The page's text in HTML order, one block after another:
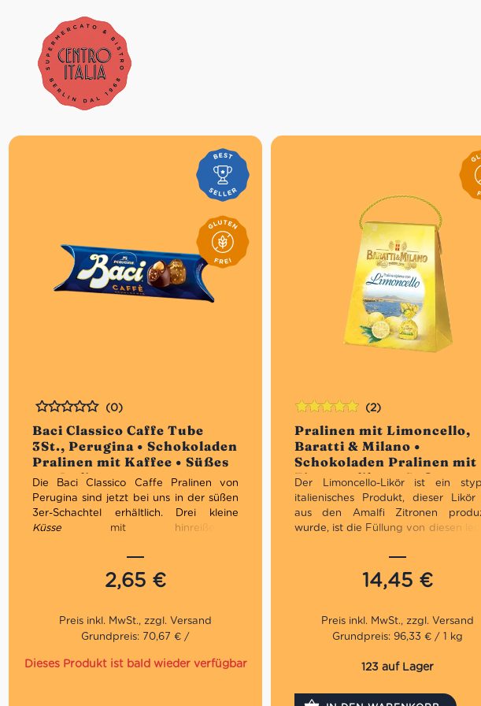
Baci Classico Caffe Tube
3St., Perugina • Schokoladen
Pralinen mit Kaffee • Süßes
aus Italien
Bewertet
(0)
Die Baci Classico Caffe Pralinen von
Perugina sind jetzt bei uns in der süßen
3er-Schachtel erhältlich. Drei kleine
Küssemit hinreißender
Kaffeegeschmack sind das köstlichste
Genussmittel, um den Liebsten sowie
auch sich selbst ein kleines bisschen
2,65 €
Grundpreis: 70,67 € /
Dieses Produkt ist bald wieder verfügbar
Pralinen mit Limoncello,
Baratti & Milano •
Schokoladen Pralinen mit
Zitronenlikör • Süßes aus
Italien
(2)
Der Limoncello-Likör ist ein
italienisches Produkt, dieser
aus den Amalfi Zitronen
wurde, ist die Füllung von diesen
der weißen Kuvertüre ist diese
aus Limoncello Geschmack auch für
wärmere Jahreszeit sehr geeignet..
und Edoardo Milano nach Turin
eröffneten dort in der damaligen
Dank ihres erfolgreichen Starts zogen
eröffneten KaufhausGalleria
14,45 €
Bewertet
mit5.00von
5
Grundpreis: 96,33 € / 1 kg
123 auf Lager